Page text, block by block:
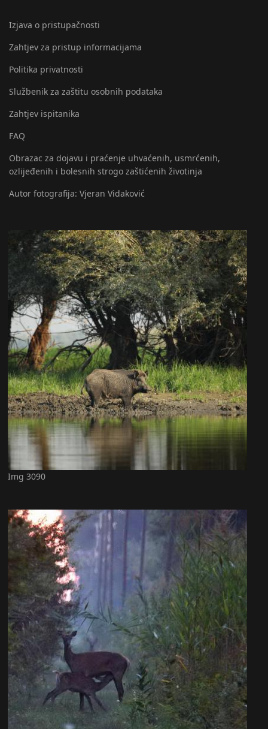
Izjava o pristupačnosti
Zahtjev za pristup informacijama
Politika privatnosti
Službenik za zaštitu osobnih podataka
Zahtjev ispitanika
FAQ
Obrazac za dojavu i praćenje uhvaćenih, usmrćenih,
ozlijeđenih i bolesnih strogo zaštićenih životinja
Autor fotografija: Vjeran Vidaković
Img 3090